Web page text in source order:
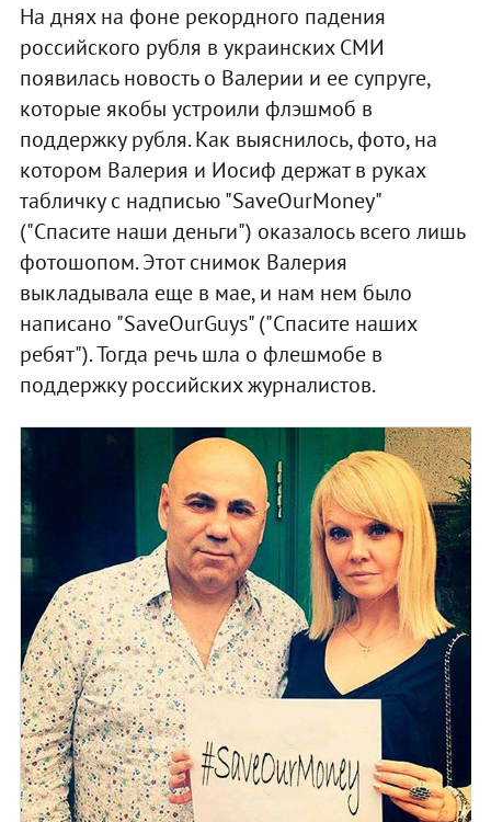
На днях на фоне рекордного падения
российского рубля в украинских СМИ
появилась новость о Валерии и ее супруге,
которые якобы устроили флэшмоб в
поддержку рубля. Как выяснилось, фото, на
котором Валерия и Иосиф держат в руках
табличку с надписью "SaveOurMoney"
("Спасите наши деньги") оказалось всего лишь
фотошопом. Этот снимок Валерия
выкладывала еще в мае, и нам нем было
написано "SaveOurGuys" ("Спасите наших
ребят"). Тогда речь шла о флешмобе в
поддержку российских журналистов.